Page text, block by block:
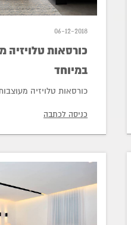
06-12-2018
כורסאות טלויזיה
במיוחד
כורסאות טלויזיה
כניסה לכתבה